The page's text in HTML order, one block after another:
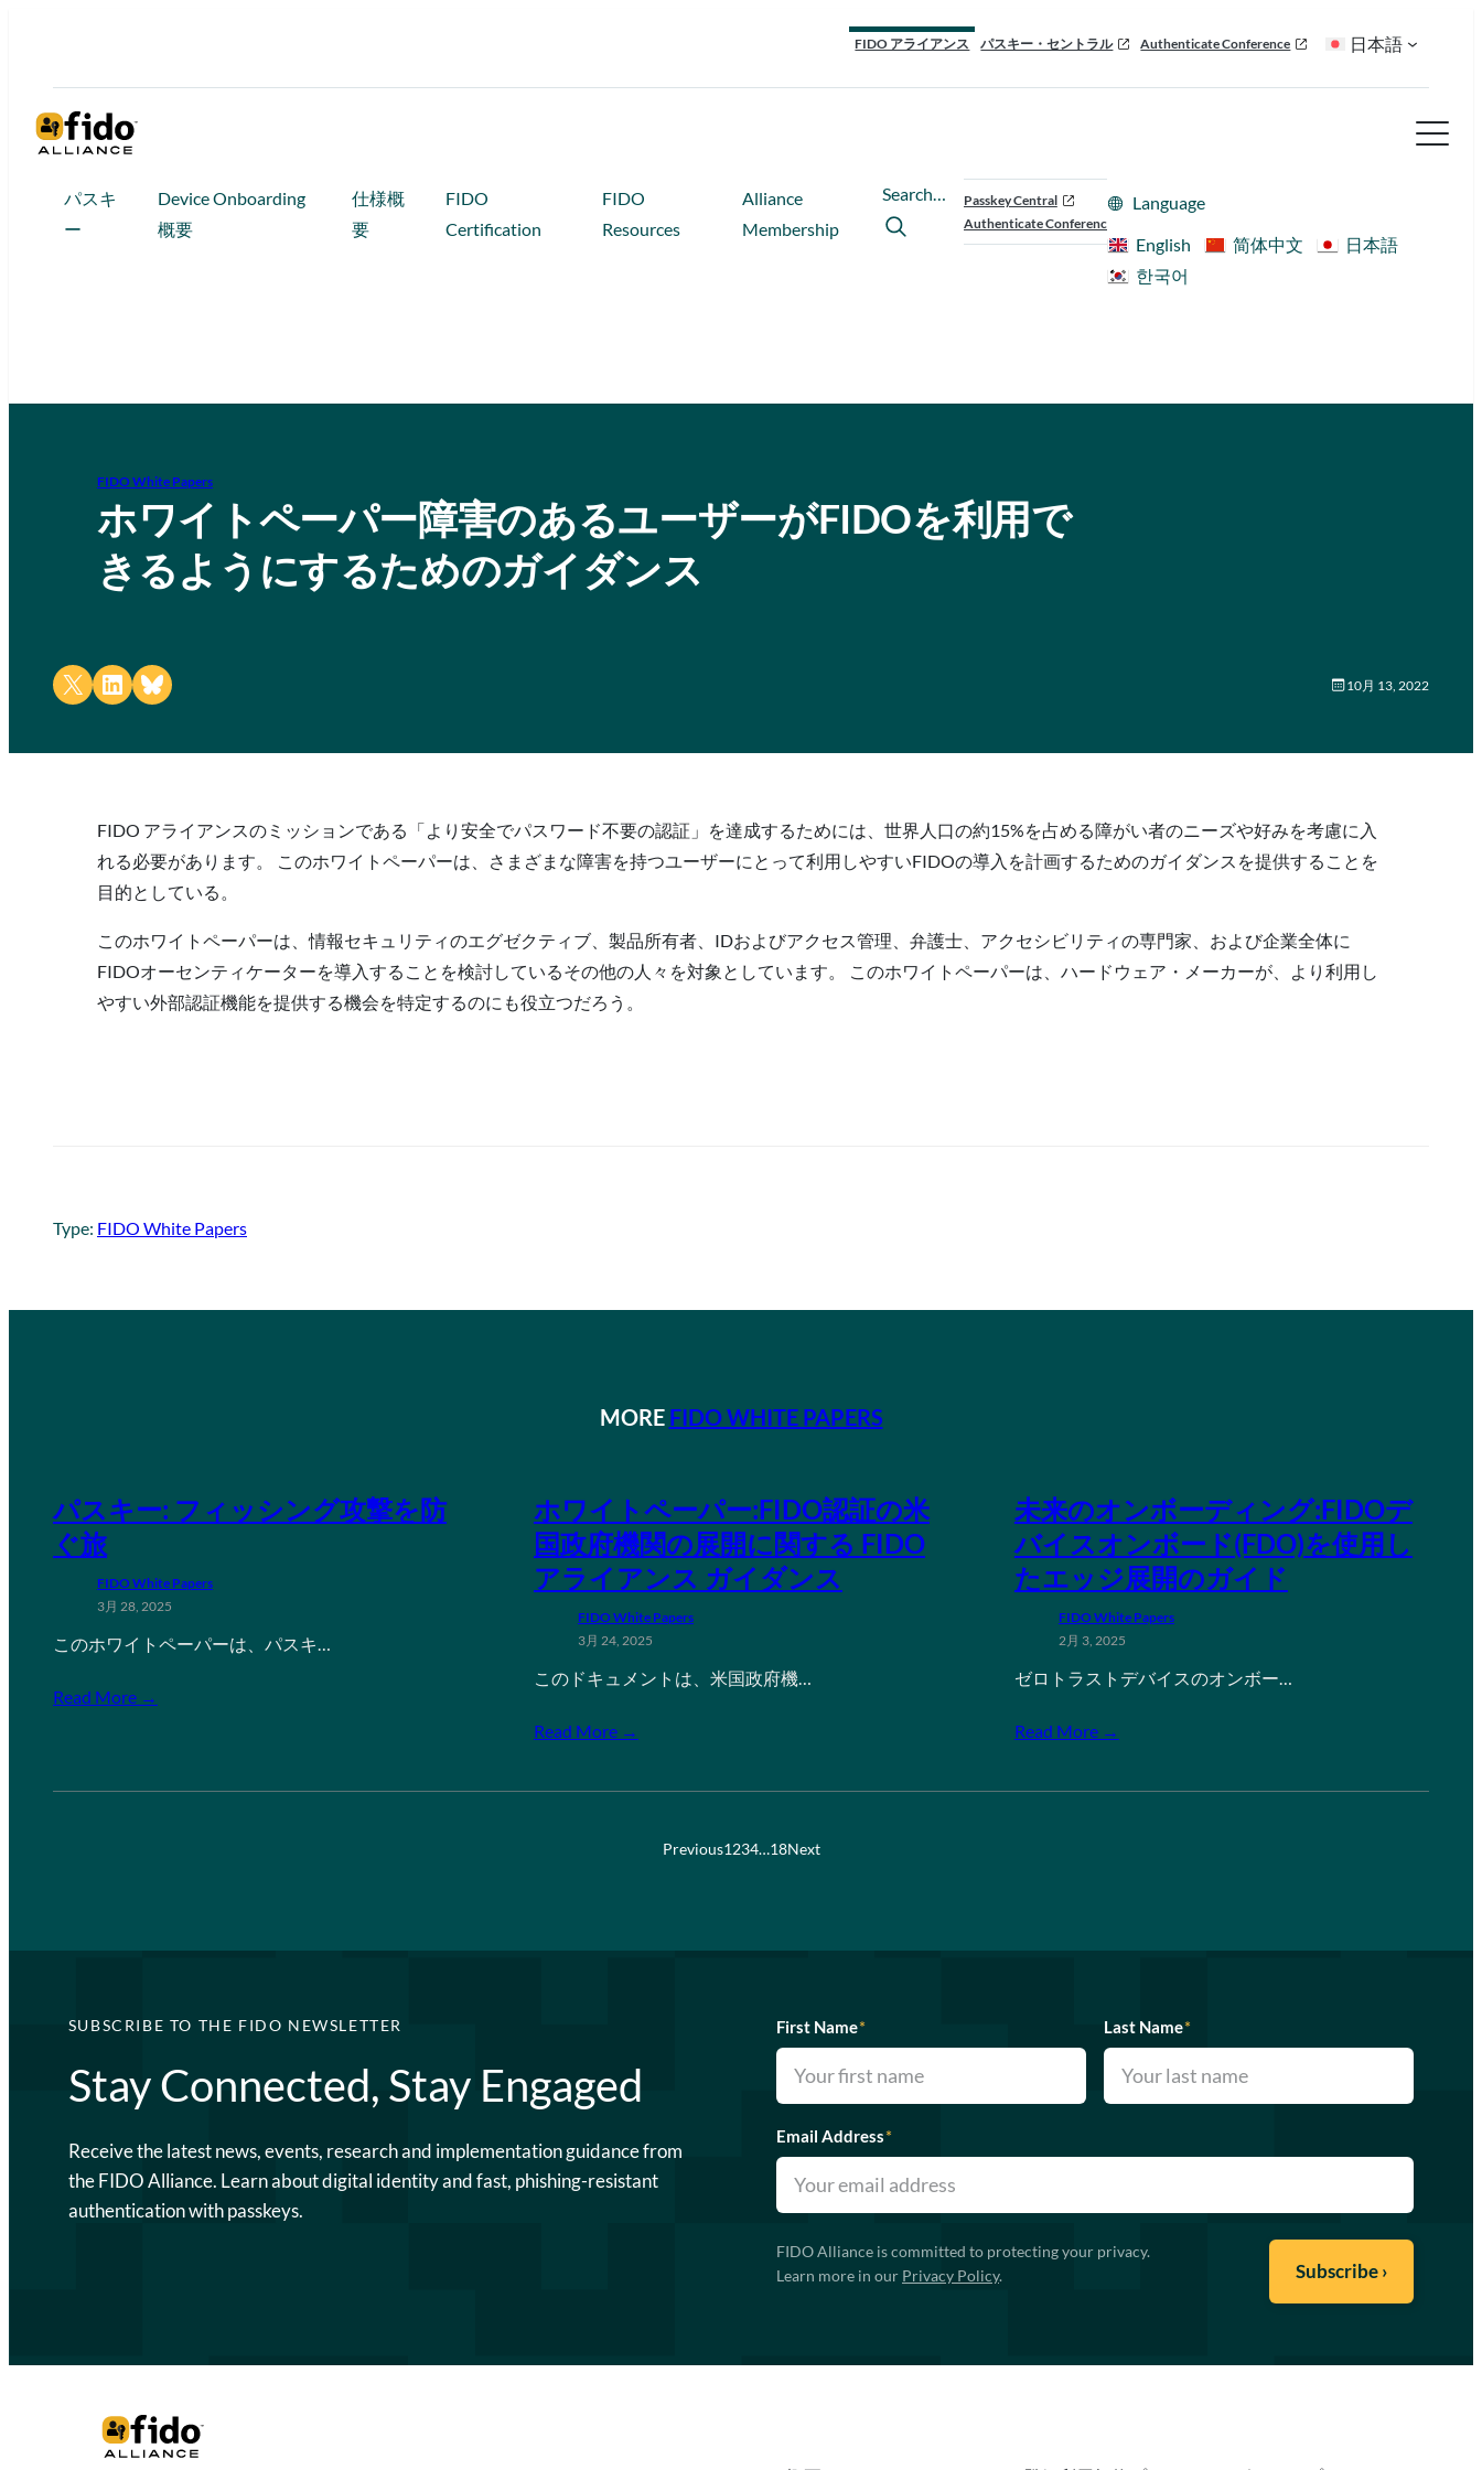
FIDO アライアンス パスキー・セントラル Authenticate Conference 日本語
パスキ
ー
Device Onboarding
概要
仕様概
要
FIDO
Certification
FIDO
Resources
Alliance
Membership
Search…
Passkey Central
Authenticate Conference
Language
English
简体中文
日本語
한국어
FIDO White Papers
ホワイトペーパー障害のあるユーザーがFIDOを利用で
きるようにするためのガイダンス
Share on X Share on LinkedIn
Share on Bluesky 10月 13, 2022
FIDO アライアンスのミッションである「より安全でパスワード不要の認証」を達成するためには、世界人口の約15%を占める障がい者のニーズや好みを考慮に入
れる必要があります。 このホワイトペーパーは、さまざまな障害を持つユーザーにとって利用しやすいFIDOの導入を計画するためのガイダンスを提供することを
目的としている。
このホワイトペーパーは、情報セキュリティのエグゼクティブ、製品所有者、IDおよびアクセス管理、弁護士、アクセシビリティの専門家、および企業全体に
FIDOオーセンティケーターを導入することを検討しているその他の人々を対象としています。 このホワイトペーパーは、ハードウェア・メーカーが、より利用し
やすい外部認証機能を提供する機会を特定するのにも役立つだろう。
Type: FIDO White Papers
MORE FIDO WHITE PAPERS
パスキー: フィッシング攻撃を防
ぐ旅
FIDO White Papers
3月 28, 2025
このホワイトペーパーは、パスキ…
Read More →
ホワイトペーパー:FIDO認証の米
国政府機関の展開に関する FIDO
アライアンス ガイダンス
FIDO White Papers
3月 24, 2025
このドキュメントは、米国政府機…
Read More →
未来のオンボーディング:FIDOデ
バイスオンボード(FDO)を使用し
たエッジ展開のガイド
FIDO White Papers
2月 3, 2025
ゼロトラストデバイスのオンボー…
Read More →
Previous1234…18Next
SUBSCRIBE TO THE FIDO NEWSLETTER
Stay Connected, Stay Engaged
Receive the latest news, events, research and implementation guidance from
the FIDO Alliance. Learn about digital identity and fast, phishing-resistant
authentication with passkeys.
First Name* Last Name*
Email Address*
FIDO Alliance is committed to protecting your privacy.
Learn more in our Privacy Policy.